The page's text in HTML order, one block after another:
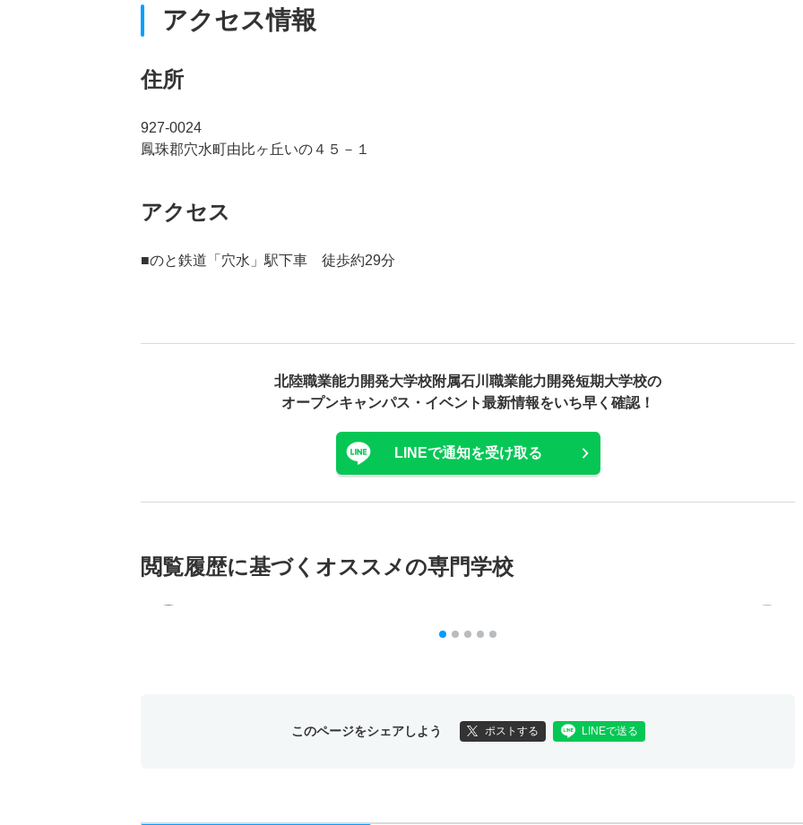
アクセス情報
住所
927-0024
鳳珠郡穴水町由比ヶ丘いの４５－１
アクセス
■のと鉄道「穴水」駅下車 徒歩約29分
北陸職業能力開発大学校附属石川職業能力開発短期大学校の
オープンキャンパス・ イベント最新情報をいち早く確認！
LINEで通知を受け取る
閲覧履歴に基づく オススメの専門学校
このページをシェアしよう ポストする LINEで送る